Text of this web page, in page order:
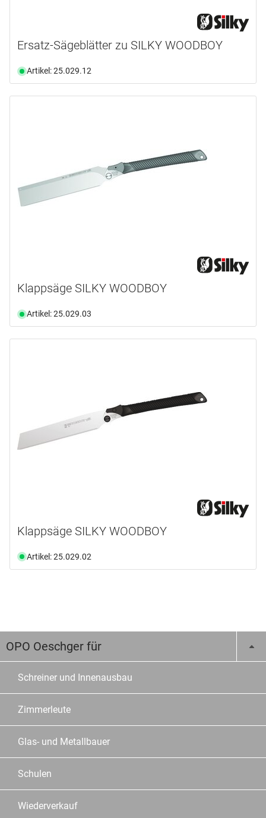
Ersatz-Sägeblätter zu SILKY WOODBOY
Artikel: 25.029.12
Klappsäge SILKY WOODBOY
Artikel: 25.029.03
Klappsäge SILKY WOODBOY
Artikel: 25.029.02
OPO Oeschger für
Schreiner und Innenausbau
Zimmerleute
Glas- und Metallbauer
Schulen
Wiederverkauf